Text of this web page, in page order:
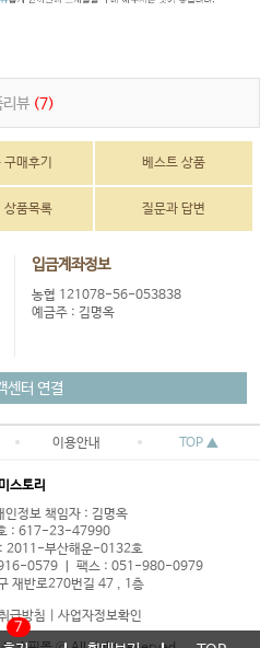
리뷰 (7)
7
매후기 베스트 상품
상품목록 질문과 답변
입금계좌정보
농협 121078-56-053838
예금주 : 김명옥
센터 연결
이용안내 TOP ▲
스토리
인정보 책임자 : 김명옥
: 617-23-47990
: 2011-부산해운-0132호
0579 ㅣ 팩스 : 051-980-0979
재반로270번길 47 , 1층
급방침 사업자정보확인